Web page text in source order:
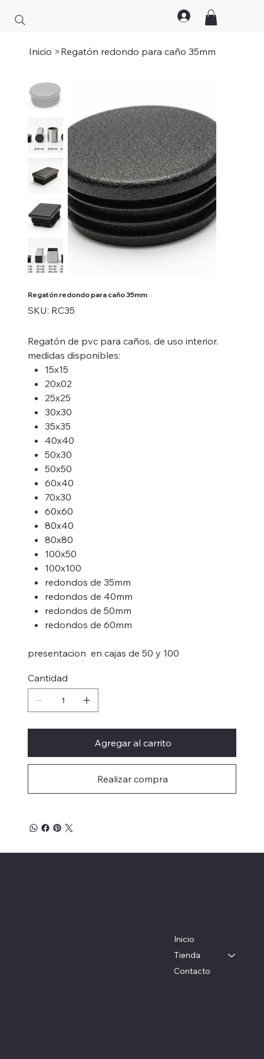
Inicio > Regatón redondo para caño 35mm
Regatón redondo para caño 35mm
SKU: SKU
RC35
RC35
Regatón de pvc para caños, de uso interior.
medidas disponibles:
15x15
20x02
25x25
30x30
35x35
40x40
50x30
50x50
60x40
70x30
60x60
80x40
80x80
100x50
100x100
redondos de 35mm
redondos de 40mm
redondos de 50mm
redondos de 60mm
presentacion en cajas de 50 y 100
Cantidad
Agregar al carrito
Realizar compra
Inicio
Tienda
Contacto